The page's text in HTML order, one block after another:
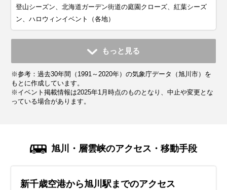
登山シーズン、北海道ガーデン街道の庭園クローズ、紅葉シーズ
ン、ハロウィンイベント（各地）
11月
平均気温・降水量
2.3℃ 114.5mm
気候・服装
11月の旭川は気温が下がり、秋から冬へと移り変わる季節で
みの寒さとなり、本格的な冬が始まります。しっかりとした
12月
平均気温・降水量
-4.2℃ 102.4mm
気候・服装
12月の旭川は本格的な冬が始まります。平均気温で約-4℃、
雪もほぼ毎日降ります。本格的に防寒対策が必要です。厚手
1月
平均気温・降水量
-7.0℃ 66.9mm
気候・服装
1月の旭川は一年で最も寒い時期です。さらに北海道の中で
くありません。外に出るときは、厚手のダウンジャケットや
2月
平均気温・降水量
-6.0℃ 54.7mm
気候・服装
2月の旭川は1月と同じように厳しい寒さが続きます。平均気
いです。1月と同じように、厚手のダウンジャケットやコー
3月
平均気温・降水量
-1.4℃ 55.0mm
気候・服装
3月の旭川は少し気温が上がりますが、まだまだ寒く、春を
す。3月の終わり頃にもなれば最高気温が約10℃前後まで上
4月
平均気温・降水量
5.6℃ 48.5mm
気候・服装
4月の旭川は春に向かって少しずつ気温が上がってきます。
10℃前後まで上がることもあります。昼夜の寒暖差もあり、
5月
平均気温・降水量
12.3℃ 66.6mm
気候・服装
5月の旭川は春本番でまだ肌寒い日もありますが、桜が満開
ますが、昼夜の寒暖差もあり、服装には注意が必要です。日
6月
平均気温・降水量
17.0℃ 71.4mm
気候・服装
6月の旭川は気温が上がりはじめ、初夏を感じられる気候で
ることもあります。日中は半袖でも過ごすことができます
7月
平均気温・降水量
20.7℃ 129.5mm
気候・服装
7月の旭川は夏を感じられる季節です。しかし盆地のため気
で、昼夜半袖とショート丈のボトムで過ごせるようになって
もっと見る
※参考：過去30年間（1991～2020年）の気象庁データ（旭川市）を
もとに作成しています。
※イベント掲載情報は2025年1月時点のものとなり、中止や変更とな
っている場合があります。
旭川・層雲峡のアクセス・移動手段
新千歳空港から旭川駅までのアクセス